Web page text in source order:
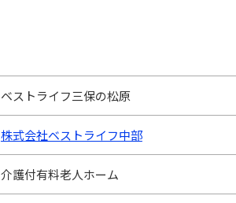
ベストライフ三保の松原
株式会社ベストライフ中部
介護付有料老人ホーム